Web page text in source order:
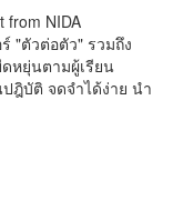
NIDA
"ตัวต่อตัว" รวมถึง
หยุ่นตามผู้เรียน
ฎิบัติ จดจำได้ง่าย นำ